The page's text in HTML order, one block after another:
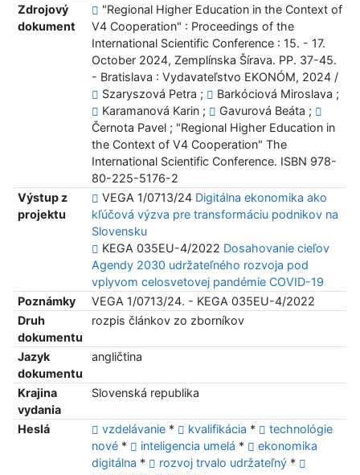
Zdrojový
dokument
"Regional Higher Education in the Context of
V4 Cooperation" : Proceedings of the
International Scientific Conference : 15. - 17.
October 2024, Zemplínska Šírava. PP. 37-45.
- Bratislava : Vydavateľstvo EKONÓM, 2024 /
Szaryszová Petra ;
Barkóciová Miroslava ;
Karamanová Karin ;
Gavurová Beáta ;
Černota Pavel ; "Regional Higher Education in
the Context of V4 Cooperation" The
International Scientific Conference. ISBN 978-
80-225-5176-2
Výstup z
projektu
VEGA 1/0713/24 Digitálna ekonomika ako
kľúčová výzva pre transformáciu podnikov na
Slovensku
KEGA 035EU-4/2022 Dosahovanie cieľov
Agendy 2030 udržateľného rozvoja pod
vplyvom celosvetovej pandémie COVID-19
Poznámky
VEGA 1/0713/24. - KEGA 035EU-4/2022
Druh
dokumentu
rozpis článkov zo zborníkov
Jazyk
dokumentu
angličtina
Krajina
vydania
Slovenská republika
Heslá vzdelávanie * kvalifikácia *
technológie
nové * inteligencia umelá *
ekonomika
digitálna * rozvoj trvalo udržateľný *